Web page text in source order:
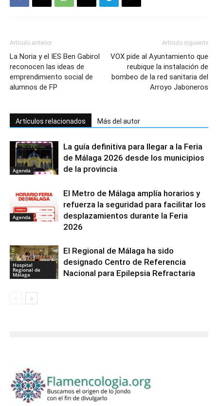
Artículo anterior
La Noria y el IES Ben Gabirol
reconocen las ideas de
emprendimiento social de
alumnos de FP
Artículo siguiente
VOX pide al Ayuntamiento que
reubique la instalación de
bombeo de la red sanitaria del
Arroyo Jaboneros
Artículos relacionados Más del autor
Agenda
La guía definitiva para llegar a la Feria
de Málaga 2026 desde los municipios
de la provincia
Agenda
El Metro de Málaga amplía horarios y
refuerza la seguridad para facilitar los
desplazamientos durante la Feria
2026
Hospital
Regional de
Málaga
El Regional de Málaga ha sido
designado Centro de Referencia
Nacional para Epilepsia Refractaria